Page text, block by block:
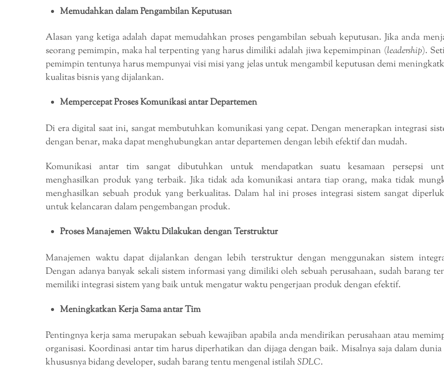
Memudahkan dalam Pengambilan Keputusan
Alasan yang ketiga adalah dapat memudahkan proses pengambilan sebuah keputusan. Jika anda
seorang pemimpin, maka hal terpenting yang harus dimiliki adalah jiwa kepemimpinan (leadership).
pemimpin tentunya harus mempunyai visi misi yang jelas untuk mengambil keputusan demi
kualitas bisnis yang dijalankan.
Mempercepat Proses Komunikasi antar Departemen
Di era digital saat ini, sangat membutuhkan komunikasi yang cepat. Dengan menerapkan integrasi
dengan benar, maka dapat menghubungkan antar departemen dengan lebih efektif dan mudah.
Komunikasi antar tim sangat dibutuhkan untuk mendapatkan suatu kesamaan persepsi
menghasilkan produk yang terbaik. Jika tidak ada komunikasi antara tiap orang, maka tidak
menghasilkan sebuah produk yang berkualitas. Dalam hal ini proses integrasi sistem sangat
untuk kelancaran dalam pengembangan produk.
Proses Manajemen Waktu Dilakukan dengan Terstruktur
Manajemen waktu dapat dijalankan dengan lebih terstruktur dengan menggunakan sistem
Dengan adanya banyak sekali sistem informasi yang dimiliki oleh sebuah perusahaan, sudah barang
memiliki integrasi sistem yang baik untuk mengatur waktu pengerjaan produk dengan efektif.
Meningkatkan Kerja Sama antar Tim
Pentingnya kerja sama merupakan sebuah kewajiban apabila anda mendirikan perusahaan atau
organisasi. Koordinasi antar tim harus diperhatikan dan dijaga dengan baik. Misalnya saja dalam
khususnya bidang developer, sudah barang tentu mengenal istilahSDLC.